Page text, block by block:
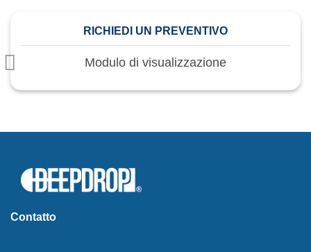
RICHIEDI UN PREVENTIVO
Modulo di visualizzazione
Contatto